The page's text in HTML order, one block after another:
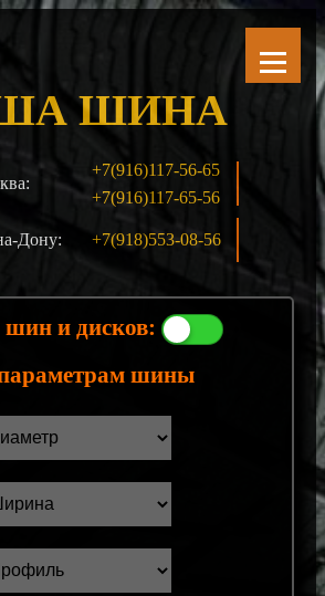
+7(916)117-56-65
+7(916)117-65-56
Дону: +7(918)553-08-56
ШИНА
и дисков:
шины